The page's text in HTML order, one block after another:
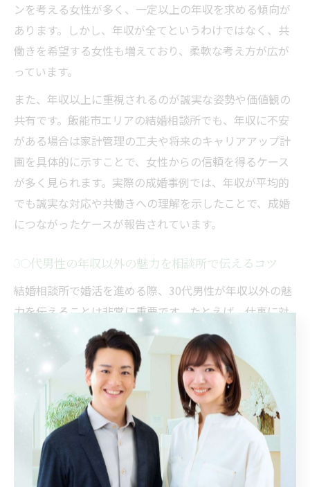
ンを考える女性が多く、一定以上の年収を求める傾向が
あります。しかし、年収が全てというわけではなく、共
働きを希望する女性も増えており、柔軟な考え方が広が
っています。
また、年収以上に重視されるのが誠実な姿勢や価値観の
共有です。飯能市エリアの結婚相談所でも、年収に不安
がある場合は家計管理の工夫や将来のキャリアアップ計
画を具体的に示すことで、女性からの信頼を得るケース
が多く見られます。実際の成婚事例では、年収が平均的
でも誠実な対応や共働きへの理解を示したことで、成婚
につながったケースが報告されています。
30代男性の年収以外の魅力を相談所で伝えるコツ
結婚相談所で婚活を進める際、30代男性が年収以外の魅
力を伝えることは非常に重要です。たとえば、仕事に対
する真摯な姿勢や生活力、家庭を大切にする価値観、趣
味や特技、家事スキルなども大きなアピールポイントと
なります。飯能市の相談所では、プロフィール作成の段
階からこれらの強みを具体的に表現するサポートが受け
られます。
また、お見合いや面談の場では相手の話をよく聞く姿勢
や、将来のビジョンを分かりやすく伝えることが成婚へ